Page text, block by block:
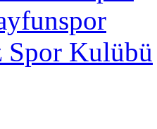
Spor Kulübü